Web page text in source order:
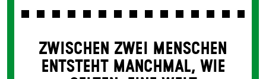
ZWISCHEN ZWEI MENSCHEN
ENT­STEHT MANCH­MAL, WIE